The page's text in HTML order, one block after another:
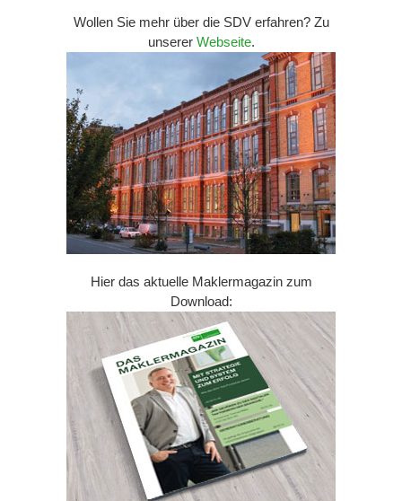
Wollen Sie mehr über die SDV erfahren? Zu
unserer Webseite.
Hier das aktuelle Maklermagazin zum
Download: